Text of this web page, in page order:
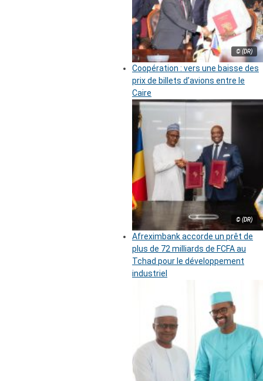
© (DR)
Coopération : vers une baisse des
prix de billets d’avions entre le
Caire
© (DR)
Afreximbank accorde un prêt de
plus de 72 milliards de FCFA au
Tchad pour le développement
industriel